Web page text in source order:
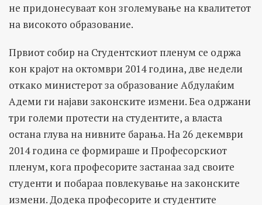
не придонесуваат кон зголемување на квалитетот
на високото образование.
Првиот собир на Студентскиот пленум се одржа
кон крајот на октомври 2014 година, две недели
откако министерот за образование Абдулаќим
Адеми ги најави законските измени. Беа одржани
три големи протести на студентите, а власта
остана глува на нивните барања. На 26 декември
2014 година се формираше и Професорскиот
пленум, кога професорите застанаа зад своите
студенти и побараа повлекување на законските
измени. Додека професорите и студентите